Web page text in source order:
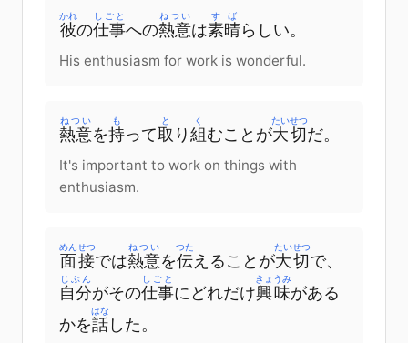
彼
かれ
の仕事
しごと
への熱意
ねつい
は素晴
すば
らしい。
His enthusiasm for work is wonderful.
熱意
ねつい
を持
も
って取
と
り 組
く
むことが大切
たいせつ
だ。
It's important to work on things with
enthusiasm.
面接
めんせつ
では熱意
ねつい
を伝
つた
える ことが大切
たいせつ
で、
自分
じぶん
がその仕事
しごと
に どれだけ興味
きょうみ
がある
かを話
はな
した 。